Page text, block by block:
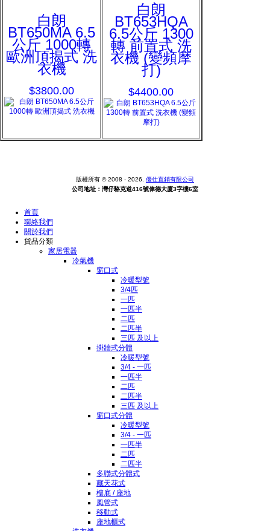
白朗
BT650MA 6.5
公斤 1000轉
歐洲頂揭式 洗
衣機
$3800.00
白朗
BT653HQA
6.5公斤 1300
轉 前置式 洗
衣機 (變頻摩
打)
$4400.00
版權所有 © 2008 - 2026. 優仕直銷有限公司
公司地址：灣仔駱克道416號偉德大廈3字樓6室
首頁
聯絡我們
關於我們
貨品分類
家居電器
冷氣機
窗口式
冷暖型號
3/4匹
一匹
一匹半
二匹
二匹半
三匹 及以上
掛牆式分體
冷暖型號
3/4 - 一匹
一匹半
二匹
二匹半
三匹 及以上
窗口式分體
冷暖型號
3/4 - 一匹
一匹半
二匹
二匹半
多聯式分體式
藏天花式
樓底 / 座地
風管式
移動式
座地櫃式